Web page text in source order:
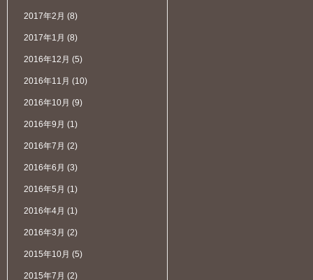
2017年2月 (8)
2017年1月 (8)
2016年12月 (5)
2016年11月 (10)
2016年10月 (9)
2016年9月 (1)
2016年7月 (2)
2016年6月 (3)
2016年5月 (1)
2016年4月 (1)
2016年3月 (2)
2015年10月 (5)
2015年7月 (2)